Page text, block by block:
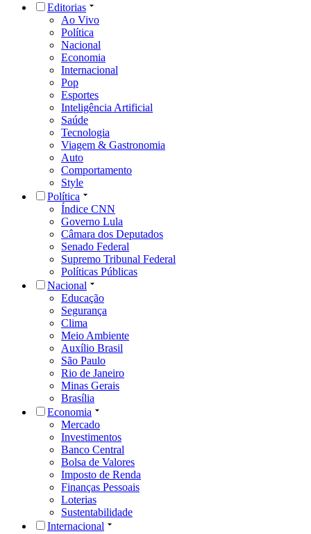
Editorias
Ao Vivo
Política
Nacional
Economia
Internacional
Pop
Esportes
Inteligência Artificial
Saúde
Tecnologia
Viagem & Gastronomia
Auto
Comportamento
Style
Política
Índice CNN
Governo Lula
Câmara dos Deputados
Senado Federal
Supremo Tribunal Federal
Políticas Públicas
Nacional
Educação
Segurança
Clima
Meio Ambiente
Auxílio Brasil
São Paulo
Rio de Janeiro
Minas Gerais
Brasília
Economia
Mercado
Investimentos
Banco Central
Bolsa de Valores
Imposto de Renda
Finanças Pessoais
Loterias
Sustentabilidade
Internacional